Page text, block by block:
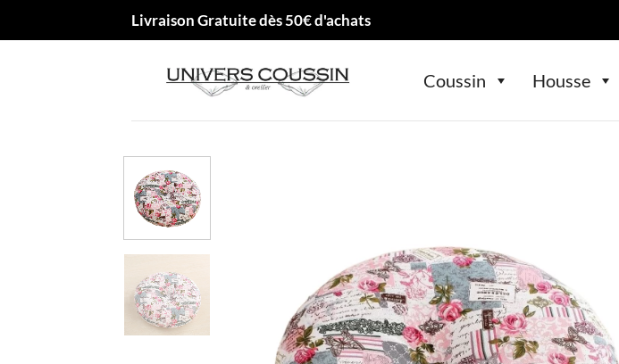
Livraison Gratuite dès 50€ d'achats
Coussin Housse